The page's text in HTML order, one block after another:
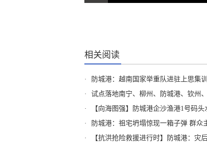
相关阅读
· 防城港：越南国家举重队进驻上思集
·
试点落地南宁、柳州、防城港、钦州、崇左五
·
【向海图强】防城港企沙渔港1号码
·
防城港：祖宅坍塌惊现一箱子弹 群众
·
【抗洪抢险救援进行时】防城港：灾后